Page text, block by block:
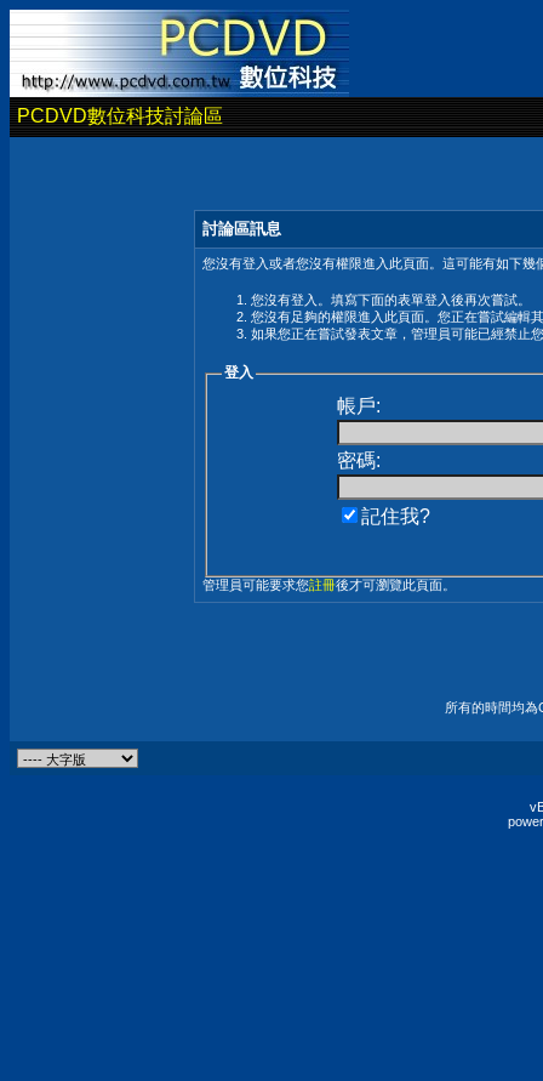
PCDVD數位科技討論區
討論區訊息
您沒有登入或者您沒有權限進入此頁面。這可能有如下幾
您沒有登入。填寫下面的表單登入後再次嘗試。
您沒有足夠的權限進入此頁面。您正在嘗試編輯
如果您正在嘗試發表文章，管理員可能已經禁止
登入
帳戶:
密碼:
記住我?
管理員可能要求您註冊後才可瀏覽此頁面。
所有的時間均為